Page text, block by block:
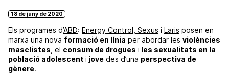
18 de juny de 2020
Els programes d’ABD: Energy Control Sexus i Laris posen en
marxa una nova formació en línia per abordar les violències
masclistes , el consum de drogues i les sexualitats en la
població adolescent i jove des d’una perspectiva de
gènere.